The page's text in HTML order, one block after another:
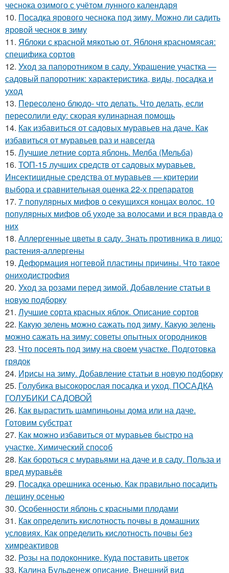
чеснока озимого с учётом лунного календаря
10. Посадка ярового чеснока под зиму. Можно ли садить
яровой чеснок в зиму
11. Яблоки с красной мякотью от. Яблоня красномясая:
специфика сортов
12. Уход за папоротником в саду. Украшение участка —
садовый папоротник: характеристика, виды, посадка и
уход
13. Пересолено блюдо- что делать. Что делать, если
пересолили еду: скорая кулинарная помощь
14. Как избавиться от садовых муравьев на даче. Как
избавиться от муравьев раз и навсегда
15. Лучшие летние сорта яблонь. Мелба (Мельба)
16. ТОП-15 лучших средств от садовых муравьев.
Инсектицидные средства от муравьев — критерии
выбора и сравнительная оценка 22-х препаратов
17. 7 популярных мифов о секущихся концах волос. 10
популярных мифов об уходе за волосами и вся правда о
них
18. Аллергенные цветы в саду. Знать противника в лицо:
растения-аллергены
19. Деформация ногтевой пластины причины. Что такое
ониходистрофия
20. Уход за розами перед зимой. Добавление статьи в
новую подборку
21. Лучшие сорта красных яблок. Описание сортов
22. Какую зелень можно сажать под зиму. Какую зелень
можно сажать на зиму: советы опытных огородников
23. Что посеять под зиму на своем участке. Подготовка
грядок
24. Ирисы на зиму. Добавление статьи в новую подборку
25. Голубика высокорослая посадка и уход. ПОСАДКА
ГОЛУБИКИ САДОВОЙ
26. Как вырастить шампиньоны дома или на даче.
Готовим субстрат
27. Как можно избавиться от муравьев быстро на
участке. Химический способ
28. Как бороться с муравьями на даче и в саду. Польза и
вред муравьёв
29. Посадка орешника осенью. Как правильно посадить
лещину осенью
30. Особенности яблонь с красными плодами
31. Как определить кислотность почвы в домашних
условиях. Как определить кислотность почвы без
химреактивов
32. Розы на подоконнике. Куда поставить цветок
33. Калина Бульденеж описание. Внешний вид